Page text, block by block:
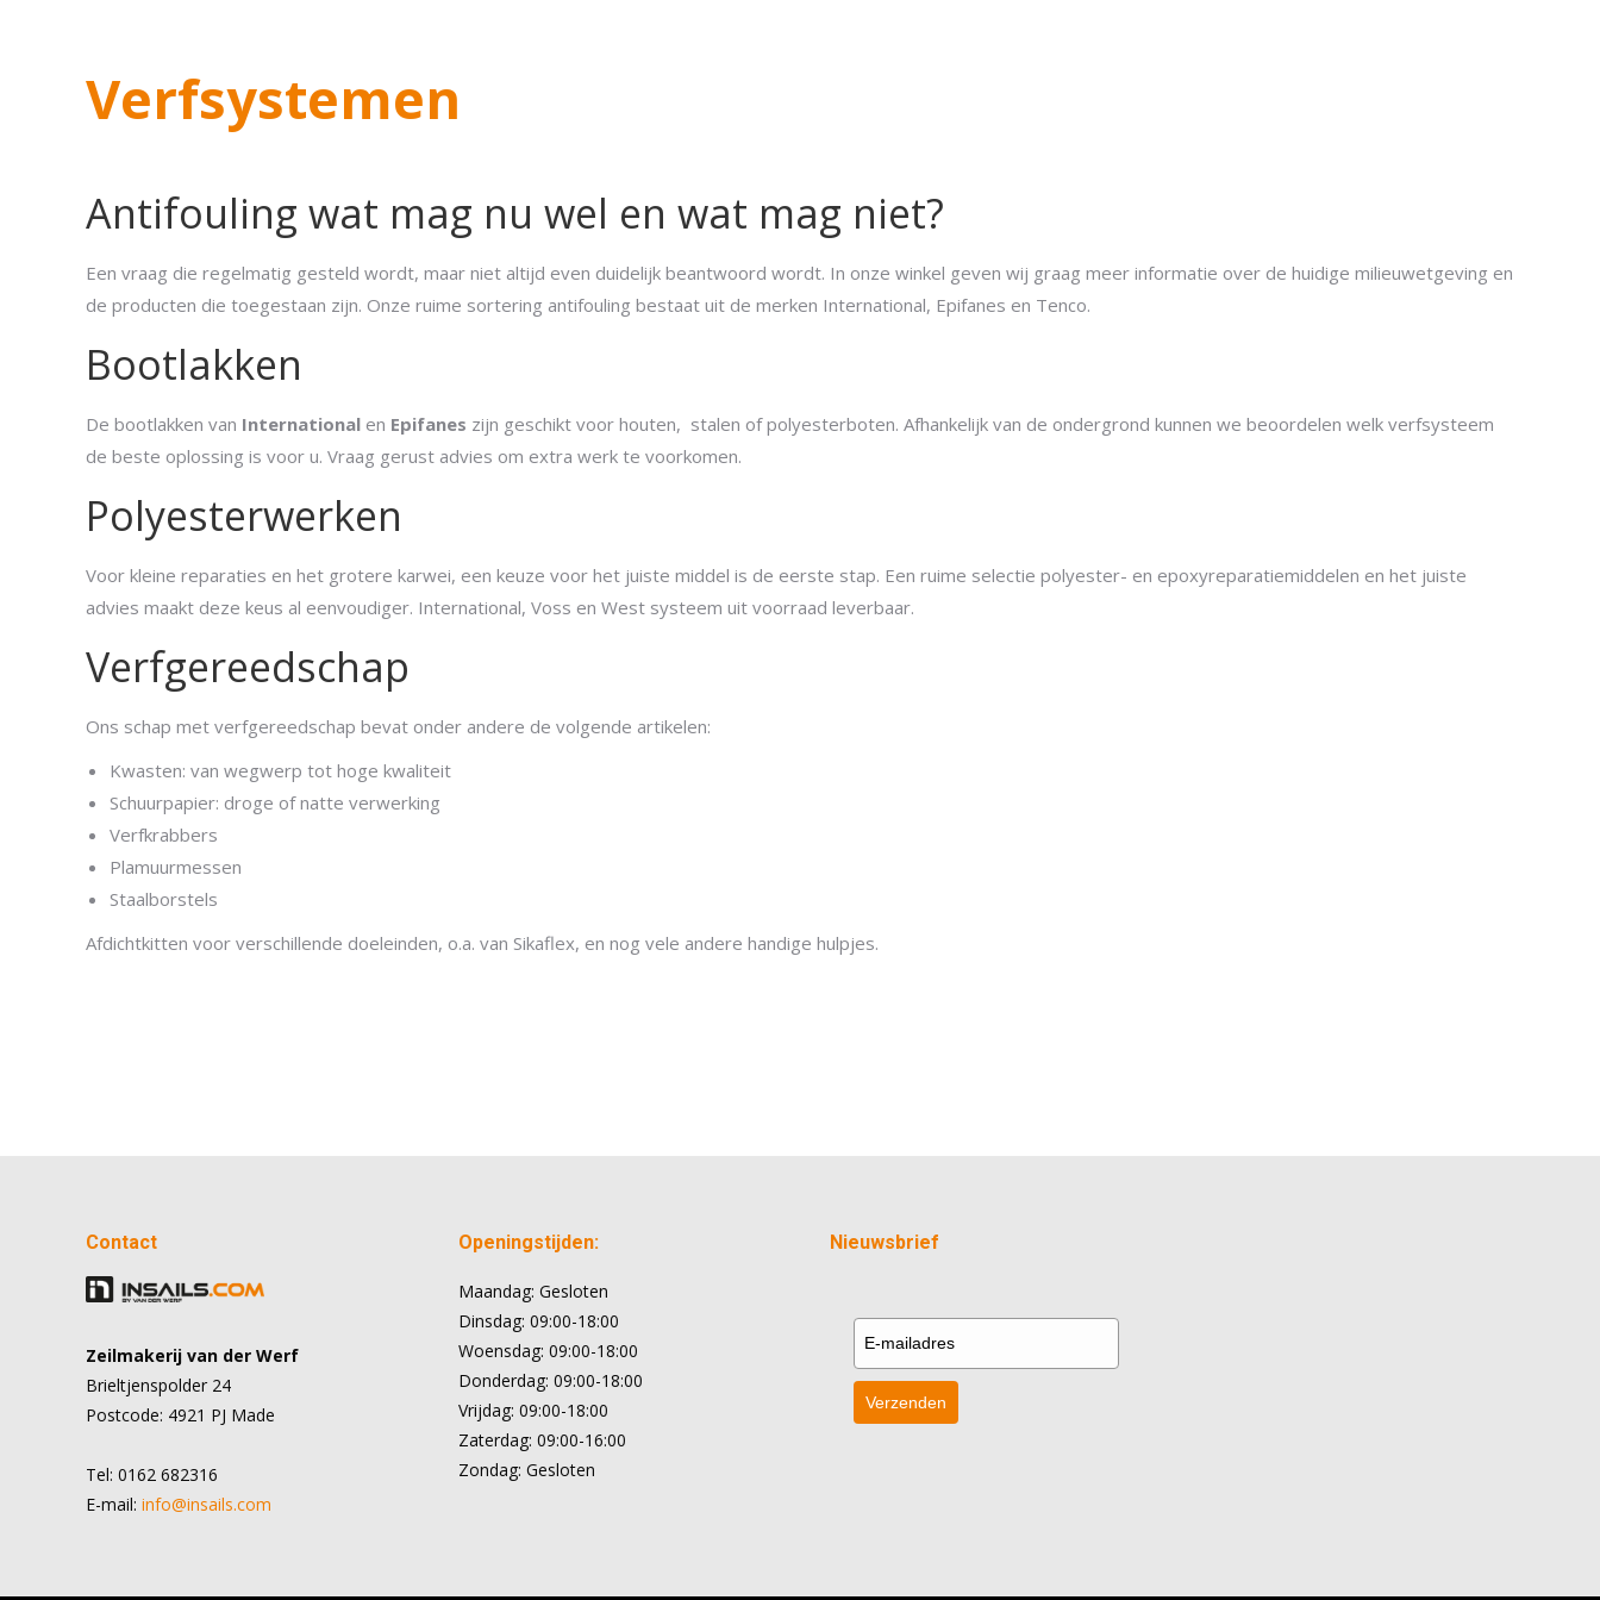
Verfsystemen
Antifouling wat mag nu wel en wat mag niet?
Een vraag die regelmatig gesteld wordt, maar niet altijd even duidelijk beantwoord wordt. In onze winkel geven wij graag meer informatie over de huidige milieuwetgeving en
de producten die toegestaan zijn. Onze ruime sortering antifouling bestaat uit de merken International, Epifanes en Tenco.
Bootlakken
De bootlakken van International en Epifanes zijn geschikt voor houten, stalen of polyesterboten. Afhankelijk van de ondergrond kunnen we beoordelen welk verfsysteem
de beste oplossing is voor u. Vraag gerust advies om extra werk te voorkomen.
Polyesterwerken
Voor kleine reparaties en het grotere karwei, een keuze voor het juiste middel is de eerste stap. Een ruime selectie polyester- en epoxyreparatiemiddelen en het juiste
advies maakt deze keus al eenvoudiger. International, Voss en West systeem uit voorraad leverbaar.
Verfgereedschap
Ons schap met verfgereedschap bevat onder andere de volgende artikelen:
Kwasten: van wegwerp tot hoge kwaliteit
Schuurpapier: droge of natte verwerking
Verfkrabbers
Plamuurmessen
Staalborstels
Afdichtkitten voor verschillende doeleinden, o.a. van Sikaflex, en nog vele andere handige hulpjes.
Contact
Zeilmakerij van der Werf
Brieltjenspolder 24
Postcode: 4921 PJ Made
Tel: 0162 682316
E-mail: info@insails.com
Openingstijden:
Maandag: Gesloten
Dinsdag: 09:00-18:00
Woensdag: 09:00-18:00
Donderdag: 09:00-18:00
Vrijdag: 09:00-18:00
Zaterdag: 09:00-16:00
Zondag: Gesloten
Nieuwsbrief
Verzenden